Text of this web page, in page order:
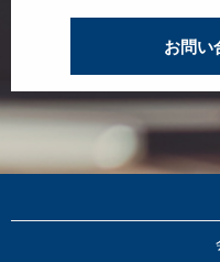
お問い